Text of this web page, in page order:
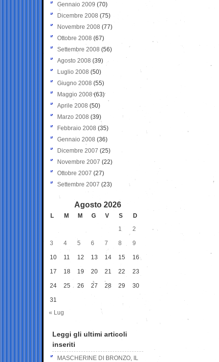
Gennaio 2009 (70)
Dicembre 2008 (75)
Novembre 2008 (77)
Ottobre 2008 (67)
Settembre 2008 (56)
Agosto 2008 (39)
Luglio 2008 (50)
Giugno 2008 (55)
Maggio 2008(63)
Aprile 2008 (50)
Marzo 2008 (39)
Febbraio 2008 (35)
Gennaio 2008 (36)
Dicembre 2007 (25)
Novembre 2007 (22)
Ottobre 2007 (27)
Settembre 2007 (23)
Agosto 2026
L M M G V S
D
1
2
3 4 5 6 7 8 9
10 11 12 13 14 15 16
17 18 19 20 21 22 23
24 25 26 27 28 29 30
31
« Lug
Leggi gli ultimi articoli
inseriti
MASCHERINE DI BRONZO, IL